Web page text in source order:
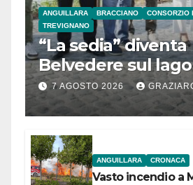
ANGUILLARA BRACCIANO
CONSORZIO
TREVIGNANO
“La sedia” diventa
Belvedere sul
Bracciano: ieri
l’inaugurazione
7 AGOSTO 2026
ANGUILLARA CRONACA
Vasto incendio a